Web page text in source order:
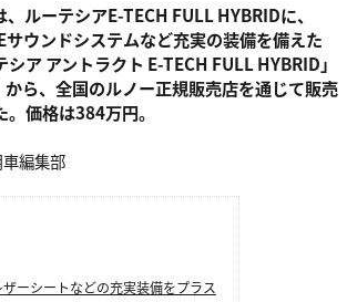
ルーテシアE-TECH FULL HYBRIDに、
サウンドシステムなど充実の装備を備えた
ア アントラクト E-TECH FULL HYBRID」
ら、全国のルノー正規販売店を通じて販売
価格は384万円。
編集部
ーシートなどの充実装備をプラス